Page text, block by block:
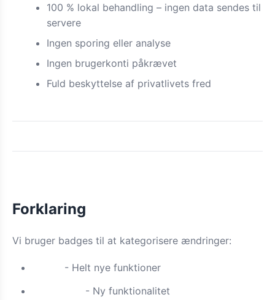
100 % lokal behandling – ingen data sendes til
servere
Ingen sporing eller analyse
Ingen brugerkonti påkrævet
Fuld beskyttelse af privatlivets fred
Forklaring
Vi bruger badges til at kategorisere ændringer:
- Helt nye funktioner
- Ny funktionalitet